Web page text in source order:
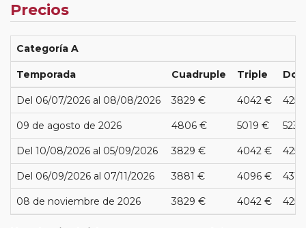
Precios
Categoría A
Temporada Cuadruple Triple
Del 06/07/2026 al 08/08/2026 3829 € 4042 €
09 de agosto de 2026 4806 € 5019 €
Del 10/08/2026 al 05/09/2026 3829 € 4042 €
Del 06/09/2026 al 07/11/2026 3881 € 4096 €
08 de noviembre de 2026 3829 € 4042 €